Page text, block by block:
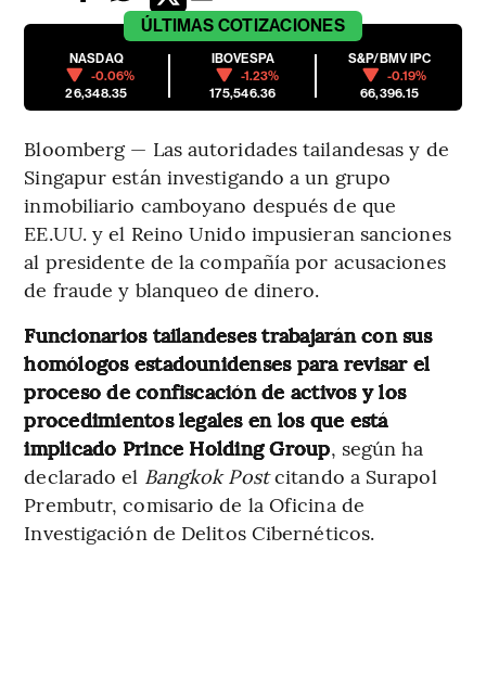
ÚLTIMAS COTIZACIONES
NASDAQ
-0.06%
26,348.35
IBOVESPA
-1.23%
175,546.36
S&P/BMV IPC
-0.19%
66,396.15
Bloomberg — Las autoridades tailandesas y de
Singapur están investigando a un grupo
inmobiliario camboyano después de que
EE.UU. y el Reino Unido impusieran sanciones
al presidente de la compañía por acusaciones
de fraude y blanqueo de dinero.
Funcionarios tailandeses trabajarán con sus
homólogos estadounidenses para revisar el
proceso de confiscación de activos y los
procedimientos legales en los que está
implicado Prince Holding Group, según ha
declarado el Bangkok Postcitando a Surapol
Prembutr, comisario de la Oficina de
Investigación de Delitos Cibernéticos.